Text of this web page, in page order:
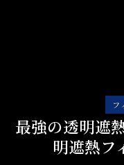
フ
最強の透明遮
明遮熱フ